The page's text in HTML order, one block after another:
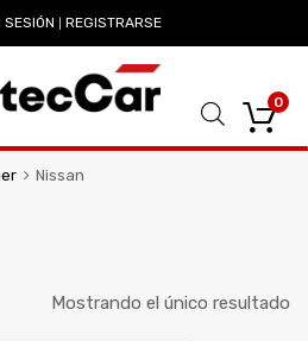
SESIÓN REGISTRARSE
0
Nissan
Mostrando el único resultado